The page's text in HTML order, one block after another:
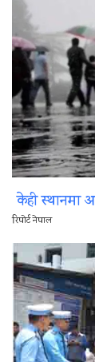
केही स्थानमा
रिपोर्ट नेपाल